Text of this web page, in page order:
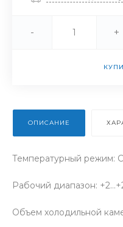
- +
ОПИСАНИЕ
Температурный режим:
Рабочий диапазон:
Объем холодильной